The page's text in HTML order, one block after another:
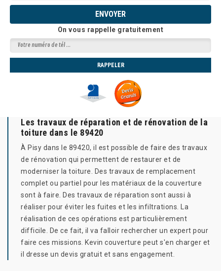
On vous rappelle gratuitement
Les travaux de réparation et de rénovation de la
toiture dans le 89420
À Pisy dans le 89420, il est possible de faire des travaux
de rénovation qui permettent de restaurer et de
moderniser la toiture. Des travaux de remplacement
complet ou partiel pour les matériaux de la couverture
sont à faire. Des travaux de réparation sont aussi à
réaliser pour éviter les fuites et les infiltrations. La
réalisation de ces opérations est particulièrement
difficile. De ce fait, il va falloir rechercher un expert pour
faire ces missions. Kevin couverture peut s'en charger et
il dresse un devis gratuit et sans engagement.